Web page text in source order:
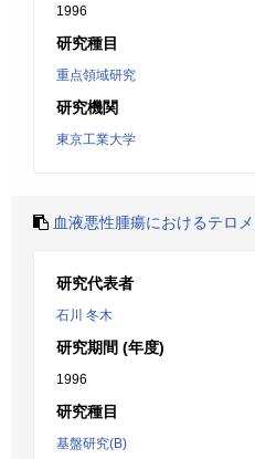
1996
研究種目
重点領域研究
研究機関
東京工業大学
血液悪性腫瘍におけるテロ
研究代表者
石川 冬木
研究期間 (年度)
1996
研究種目
基盤研究(B)